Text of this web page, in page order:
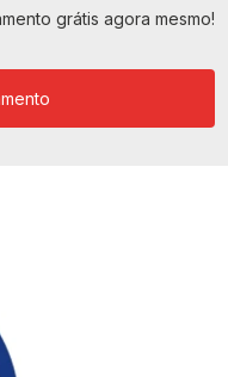
grátis agora mesmo!